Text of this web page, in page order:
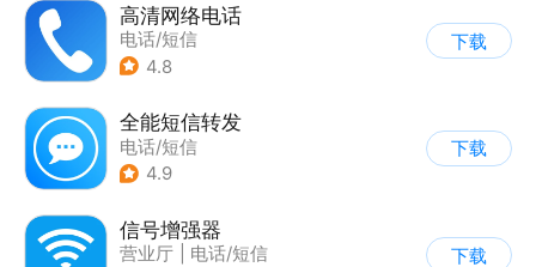
高清网络电话
电话/短信
4.8
下载
全能短信转发
电话/短信
4.9
下载
信号增强器
营业厅
电话/短信
下载